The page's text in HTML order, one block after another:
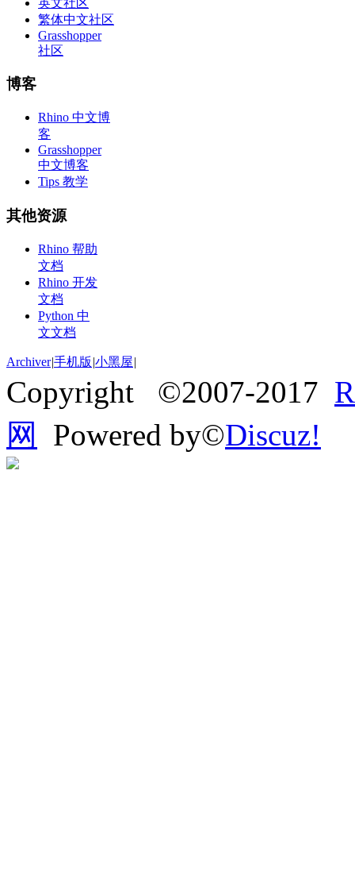
繁体中文社区
Grasshopper
社区
博客
Rhino 中文博
客
Grasshopper
中文博客
Tips 教学
其他资源
Rhino 帮助
文档
Rhino 开发
文档
Python 中
文文档
Archiver|手机版 |小黑屋|
Copyright ©2007-2017
网
Powered by©Discuz!